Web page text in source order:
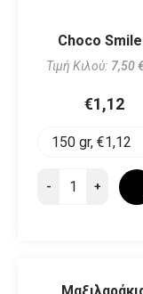
Choco
Τιμή Κιλού: 7,50
€1,12
+
-
ΠΑΣΤΕΛΙ
€2,80
Πίτουρο
Τιμή Κιλού: 4,50
€0,67
+
-
All Bran
Τιμή Κιλού: 9,60
€1,44
+
-